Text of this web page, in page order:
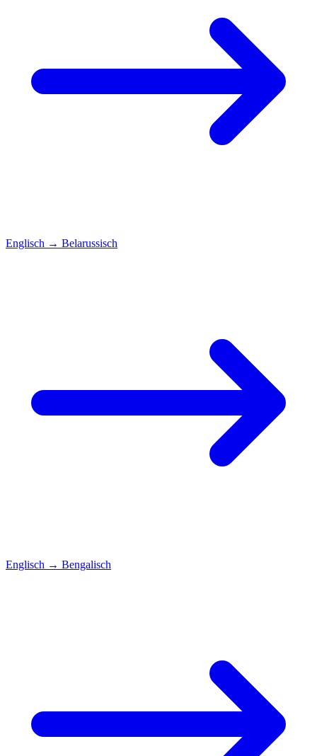
Englisch → Belarussisch
Englisch → Bengalisch